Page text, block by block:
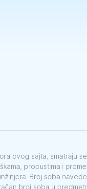
ovog sajta, smatraju
propustima i
Broj soba
broj soba u